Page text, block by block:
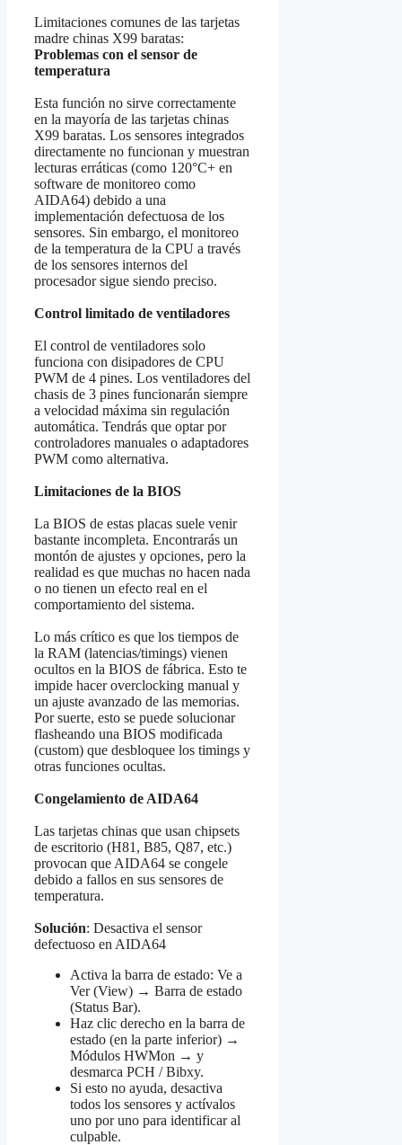
Limitaciones comunes de las tarjetas
madre chinas X99 baratas:
Problemas con el sensor de
temperatura
Esta función no sirve correctamente
en la mayoría de las tarjetas chinas
X99 baratas. Los sensores integrados
directamente no funcionan y muestran
lecturas erráticas (como 120°C+ en
software de monitoreo como
AIDA64) debido a una
implementación defectuosa de los
sensores. Sin embargo, el monitoreo
de la temperatura de la CPU a través
de los sensores internos del
procesador sigue siendo preciso.
Control limitado de ventiladores
El control de ventiladores solo
funciona con disipadores de CPU
PWM de 4 pines. Los ventiladores del
chasis de 3 pines funcionarán siempre
a velocidad máxima sin regulación
automática. Tendrás que optar por
controladores manuales o adaptadores
PWM como alternativa.
Limitaciones de la BIOS
La BIOS de estas placas suele venir
bastante incompleta. Encontrarás un
montón de ajustes y opciones, pero la
realidad es que muchas no hacen nada
o no tienen un efecto real en el
comportamiento del sistema.
Lo más crítico es que los tiempos de
la RAM (latencias/timings) vienen
ocultos en la BIOS de fábrica. Esto te
impide hacer overclocking manual y
un ajuste avanzado de las memorias.
Por suerte, esto se puede solucionar
flasheando una BIOS modificada
(custom) que desbloquee los timings y
otras funciones ocultas.
Congelamiento de AIDA64
Las tarjetas chinas que usan chipsets
de escritorio (H81, B85, Q87, etc.)
provocan que AIDA64 se congele
debido a fallos en sus sensores de
temperatura.
Solución: Desactiva el sensor
defectuoso en AIDA64
Activa la barra de estado: Ve a
Ver (View) → Barra de estado
(Status Bar).
Haz clic derecho en la barra de
estado (en la parte inferior) →
Módulos HWMon → y
desmarca PCH / Bibxy.
Si esto no ayuda, desactiva
todos los sensores y actívalos
uno por uno para identificar al
culpable.